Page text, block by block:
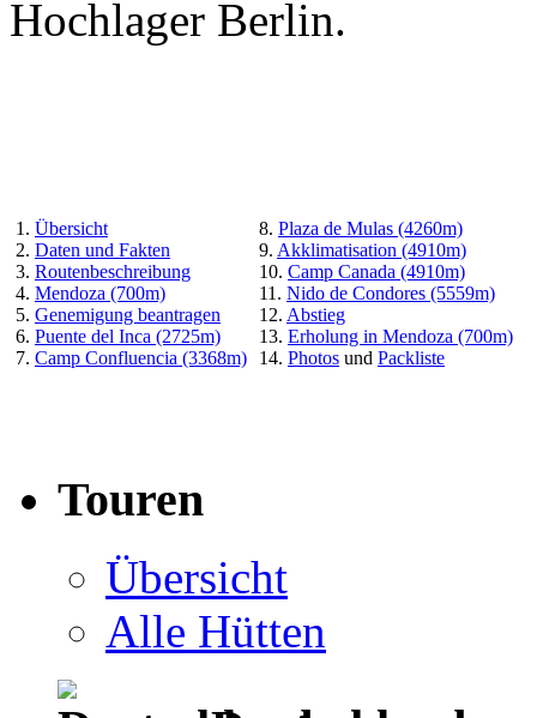
Hochlager Berlin.
1. Übersicht
2. Daten und Fakten
3. Routenbeschreibung
4. Mendoza (700m)
5. Genemigung beantragen
6. Puente del Inca (2725m)
7. Camp Confluencia (3368m)
8. Plaza de Mulas (4260m)
9. Akklimatisation (4910m)
10. Camp Canada (4910m)
11. Nido de Condores (5559m)
12. Abstieg
13. Erholung in Mendoza (700m)
14. Photos und Packliste
Touren
Übersicht
Alle Hütten